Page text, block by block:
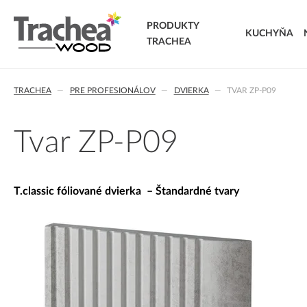
PRODUKTY
TRACHEA
KUCHYŇA
T.lacq striekané dvierka
T.masiv masívne dvierka
T.effect+ laminované kompozitné dvierka
TRACHEA PRE PROFESIONÁLOV DVIERKA TVAR ZP-P09
Tvar ZP-P09
T.classic fóliované dvierka – Štandardné tvary